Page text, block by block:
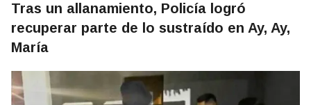
Tras un allanamiento, Policía logró
recuperar parte de lo sustraído en Ay, Ay,
María